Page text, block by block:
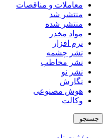
معاملات و مناقصات
منتشر شد
منتشر شده
مواد مخدر
نرم افزار
نشر چشمه
نشر مخاطب
نشر نو
نگارش
هوش مصنوعی
وکالت
جستجو